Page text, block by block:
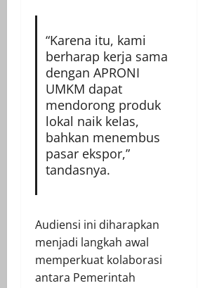
“Karena itu, kami
berharap kerja sama
dengan APRONI
UMKM dapat
mendorong produk
lokal naik kelas,
bahkan menembus
pasar ekspor,”
tandasnya.
Audiensi ini diharapkan
menjadi langkah awal
memperkuat kolaborasi
antara Pemerintah